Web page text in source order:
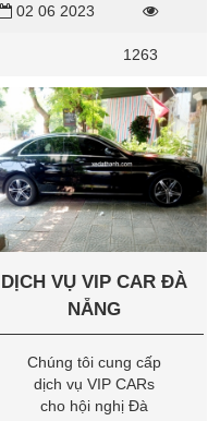
đỉnh núi Sơn Trà,
cảnh tuyệt đẹp và
tĩnh để tìm hiểu về
văn hóa và tôn giáo.
02 06 2023
1263
DỊCH VỤ VIP CAR ĐÀ
NẴNG
Chúng tôi cung cấp
dịch vụ VIP CARs
cho hội nghị Đà